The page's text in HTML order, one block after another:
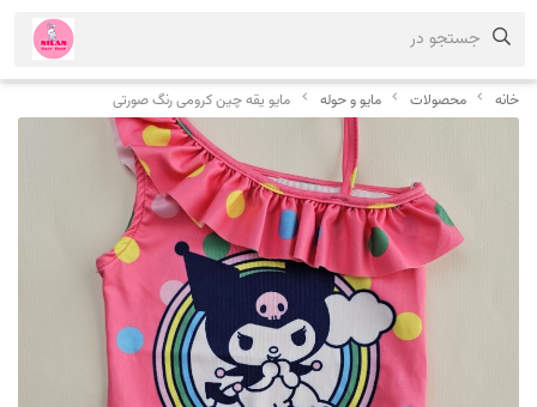
خانه محصولات مایو و حوله مایو یقه چین کرومی رنگ صورتی
جستجو در